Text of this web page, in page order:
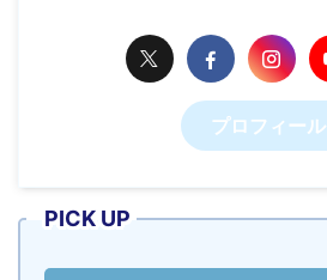
プロフィール
PICK UP